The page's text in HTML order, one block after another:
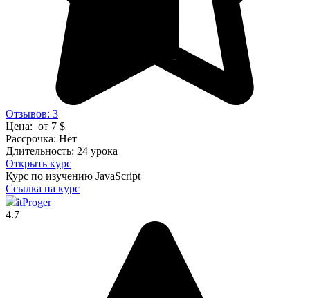
Отзывов: 3
Цена: от 7 $
Рассрочка: Нет
Длительность: 24 урока
Открыть курс
Курс по изучению JavaScript
Ссылка на курс
itProger
4.7